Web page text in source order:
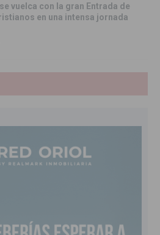
vuelca con la gran Entrada de
en una intensa jornada